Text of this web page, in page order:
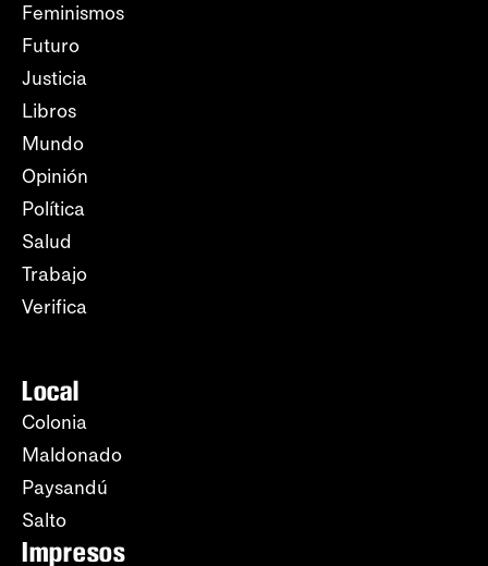
Feminismos
Futuro
Justicia
Libros
Mundo
Opinión
Política
Salud
Trabajo
Verifica
Local
Colonia
Maldonado
Paysandú
Salto
Impresos